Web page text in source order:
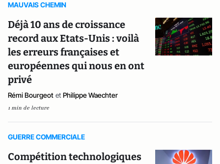
MAUVAIS CHEMIN
Déjà 10 ans de croissance
record aux Etats-Unis : voilà
les erreurs françaises et
européennes qui nous en ont
privé
Rémi Bourgeot et Philippe Waechter
1 min de lecture
GUERRE COMMERCIALE
Compétition technologiques